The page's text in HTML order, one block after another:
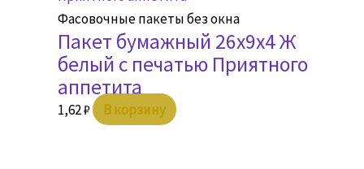
Фасовочные пакеты без окна
Пакет бумажный 26х9х4 Ж
белый с печатью Приятного
аппетита
1,62₽ В корзину